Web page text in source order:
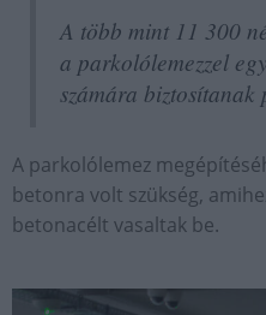
A több mint 11 300
a parkolólemezzel
számára biztosítanak
A parkolólemez
betonra volt szükség,
betonacélt vasaltak be.